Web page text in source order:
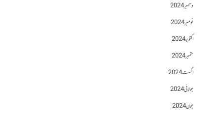
دسمبر 2024
نومبر 2024
اکتوبر 2024
ستمبر 2024
اگست 2024
جولائی 2024
جون 2024